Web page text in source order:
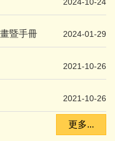
暨手冊 2024-01-29
2021-10-26
2021-10-26
更多...